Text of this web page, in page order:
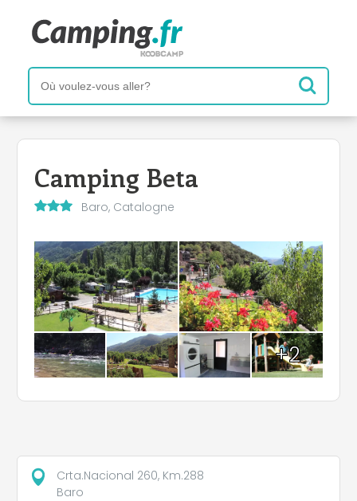
Camping Beta
Baro, Catalogne
+2
Crta.Nacional 260, Km.288
Baro